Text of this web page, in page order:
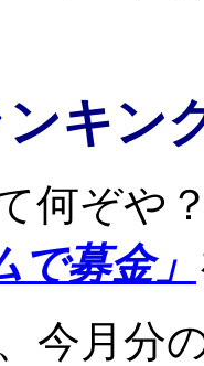
ンキ
何ぞや
募金」
今月分